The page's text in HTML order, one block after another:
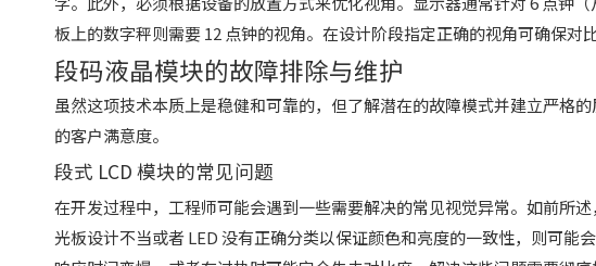
板上的数字秤则需要 12 点钟的视角。在设计阶段指定正确的视角可确保对
段码液晶模块的故障排除与维护
虽然这项技术本质上是稳健和可靠的，但了解潜在的故障模式并建立严格
的客户满意度。
段式 LCD 模块的常见问题
在开发过程中，工程师可能会遇到一些需要解决的常见视觉异常。如前
光板设计不当或者 LED 没有正确分类以保证颜色和亮度的一致性，则可